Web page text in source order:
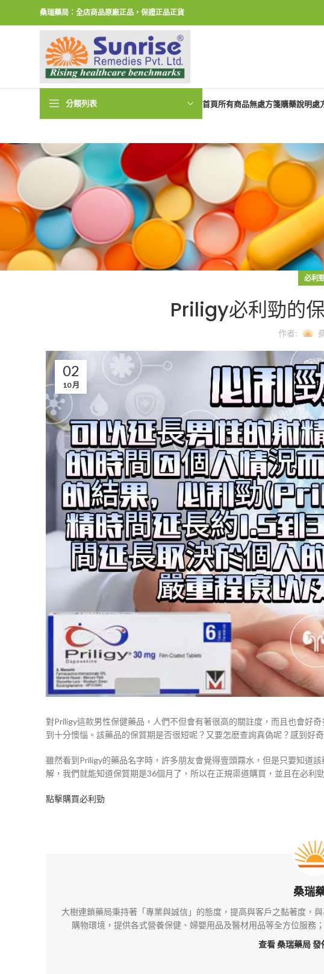
桑瑞藥局：全店商品原廠正品，保證正品正貨
分類列表 首頁所有商品無處方箋購藥說明處
必利
Priligy必利勁的
作者:
02
10 月
對Priligy這款男性保健藥品，人們不但會有著很高的關註度，而且也會好
到十分懊惱。該藥品的保質期是否很短呢？又要怎麽查詢真偽呢？感到好
雖然看到Priligy的藥品名字時，許多朋友會覺得壹頭霧水，但是只要知道
解，我們就能知道保質期是36個月了，所以在正規渠道購買，並且在必利
點擊購買必利勁
桑瑞
大樹連鎖藥局秉持著「專業與誠信」的態度，提高與客戶之黏著度，
購物環境，提供各式營養保健、婦嬰用品及醫材用品等全方位服務
查看 桑瑞藥局發